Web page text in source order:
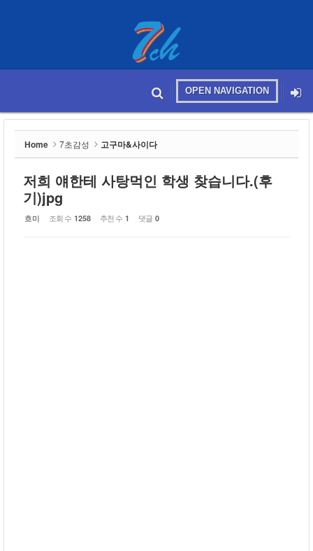
메뉴 건너뛰기
OPEN NAVIGATION
본문시작
Home 7초감성 고구마&사이다
저희 얘한테 사탕먹인 학생 찾습니다.(후
기)jpg
흐미 조회 수 1258 추천 수 1 댓글 0
Sketchbook5, 스케치북5
Sketchbook5, 스케치북5